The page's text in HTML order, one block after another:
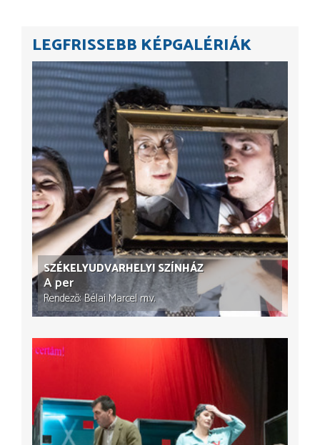
LEGFRISSEBB KÉPGALÉRIÁK
SZÉKELYUDVARHELYI SZÍNHÁZ
A per
Rendező Bélai Marcelm.v.